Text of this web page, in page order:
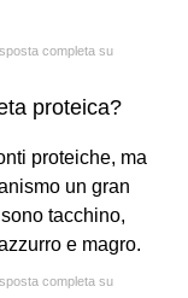
completa su
proteica?
proteiche, ma
un gran
tacchino,
e magro.
completa su